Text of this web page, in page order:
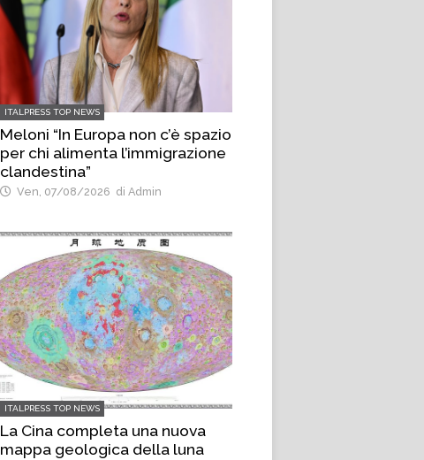
ITALPRESS TOP NEWS
Meloni “In Europa non c’è spazio
per chi alimenta l’immigrazione
clandestina”
Ven, 07/08/2026 di Admin
ITALPRESS TOP NEWS
La Cina completa una nuova
mappa geologica della luna